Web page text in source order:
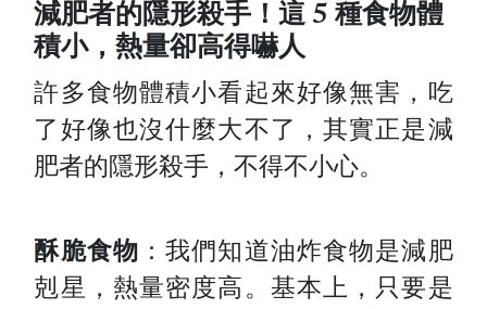
減肥者的隱形殺手！這 5 種食物體
積小，熱量卻高得嚇人
許多食物體積小看起來好像無害，吃
了好像也沒什麼大不了，其實正是減
肥者的隱形殺手，不得不小心。
酥脆食物 ：我們知道油炸食物是減肥
剋星，熱量密度高。基本上，只要是